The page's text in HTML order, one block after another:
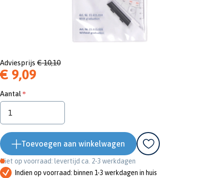
Adviesprijs € 10,10
€ 9,09
Aantal
Toevoegen aan winkelwagen
Niet op voorraad: levertijd ca. 2-3 werkdagen
Indien op voorraad: binnen 1-3 werkdagen in huis